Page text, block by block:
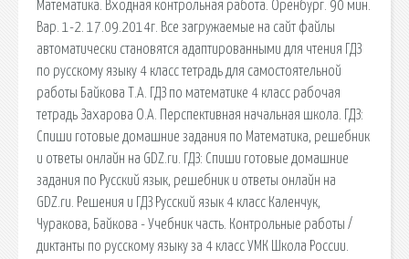
Математика. Входная контрольная работа. Оренбург. 90 мин.
Вар. 1-2. 17.09.2014г. Все загружаемые на сайт файлы
автоматически становятся адаптированными для чтения ГДЗ
по русскому языку 4 класс тетрадь для самостоятельной
работы Байкова Т.А. ГДЗ по математике 4 класс рабочая
тетрадь Захарова О.А. Перспективная начальная школа. ГДЗ:
Спиши готовые домашние задания по Математика, решебник
и ответы онлайн на GDZ.ru. ГДЗ: Спиши готовые домашние
задания по Русский язык, решебник и ответы онлайн на
GDZ.ru. Решения и ГДЗ Русский язык 4 класс Каленчук,
Чуракова, Байкова - Учебник часть. Контрольные работы /
диктанты по русскому языку за 4 класс УМК Школа России.